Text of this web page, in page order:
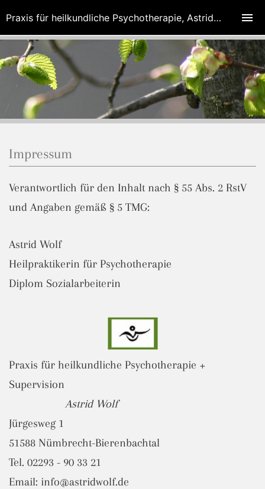
Impressum
Verantwortlich für den Inhalt nach § 55 Abs. 2 RstV
und Angaben gemäß § 5 TMG:
Astrid Wolf
Heilpraktikerin für Psychotherapie
Diplom Sozialarbeiterin
Praxis für heilkundliche Psychotherapie +
Supervision
Astrid Wolf
Jürgesweg 1
51588 Nümbrecht-Bierenbachtal
Tel. 02293 - 90 33 21
Email: info@astridwolf.de
Praxis für heilkundliche Psychotherapie, Astrid Wolf